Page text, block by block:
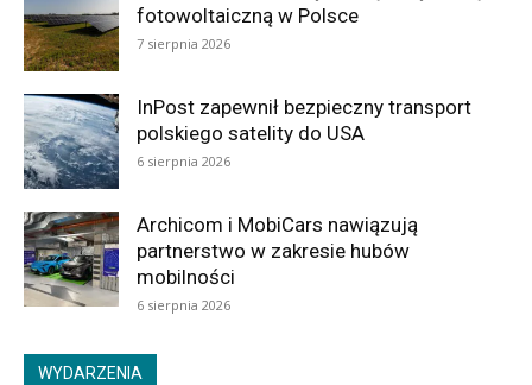
fotowoltaiczną w Polsce
7 sierpnia 2026
InPost zapewnił bezpieczny transport
polskiego satelity do USA
6 sierpnia 2026
Archicom i MobiCars nawiązują
partnerstwo w zakresie hubów
mobilności
6 sierpnia 2026
WYDARZENIA